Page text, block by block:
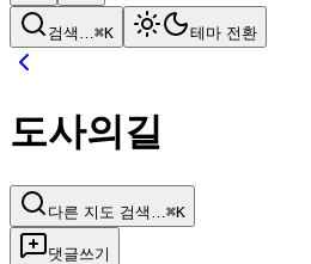
검색…⌘K 테마 전환
도사의길
다른 지도 검색… ⌘K
댓글쓰기